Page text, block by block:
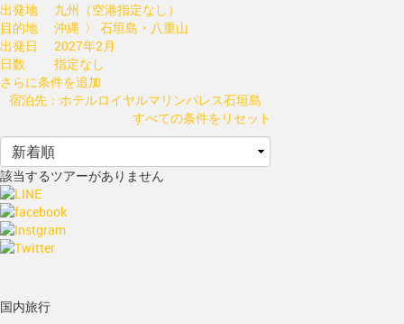
出発地
九州（空港指定なし）
目的地
沖縄 〉 石垣島・八重山
出発日
2027年2月
日数
指定なし
さらに条件を追加
宿泊先：ホテルロイヤルマリンパレス石垣島
すべての条件をリセット
該当するツアーがありません
国内旅行